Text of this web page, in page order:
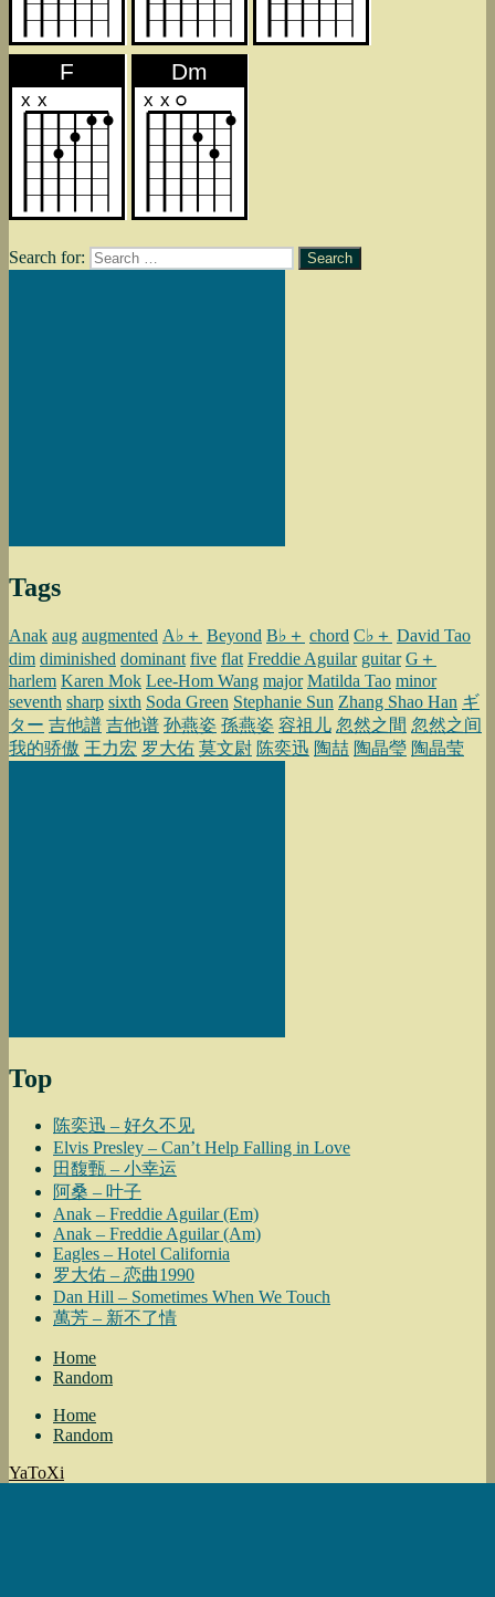
Search for: Search
Tags
Anak aug augmented A♭＋ Beyond B♭＋ chord C♭＋ David Tao
dim diminished dominant five flat Freddie Aguilar guitar G＋
harlem Karen Mok Lee-Hom Wang major Matilda Tao minor
seventh sharp sixth Soda Green Stephanie Sun Zhang Shao Han ギ
ター 吉他譜 吉他谱 孙燕姿 孫燕姿 容祖儿 忽然之間 忽然之间
我的骄傲 王力宏 罗大佑 莫文尉 陈奕迅 陶喆 陶晶瑩 陶晶莹
Top
陈奕迅 – 好久不见
Elvis Presley – Can’t Help Falling in Love
田馥甄 – 小幸运
阿桑 – 叶子
Anak – Freddie Aguilar (Em)
Anak – Freddie Aguilar (Am)
Eagles – Hotel California
罗大佑 – 恋曲1990
Dan Hill – Sometimes When We Touch
萬芳 – 新不了情
Home
Random
Home
Random
YaToXi